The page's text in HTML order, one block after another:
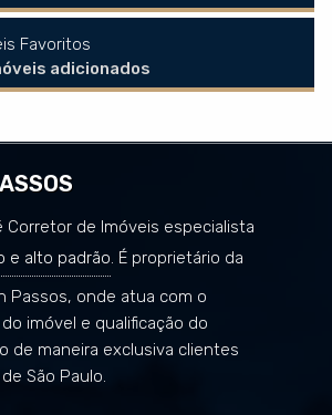
Favoritos
adicionados
Corretor de Imóveis especialista
e alto padrão . É proprietário da
Passos, onde atua com o
imóvel e qualificação do
de maneira exclusiva clientes
São Paulo.